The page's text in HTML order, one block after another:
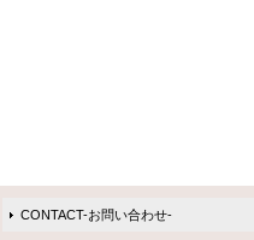
CONTACT-お問い合わせ-